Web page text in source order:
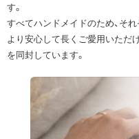
す。
すべてハンドメイドのため、そ
より安心して長くご愛用いただ
を同封しています。